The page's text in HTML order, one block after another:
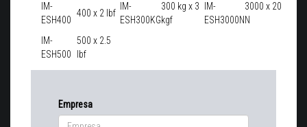
IM-
ESH400
400 x 2 lbf
IM-
ESH300KG
300 kg x 3
kgf
IM-
ESH3000N
3000 x 20
N
IM-
ESH500
500 x 2.5
lbf
Empresa